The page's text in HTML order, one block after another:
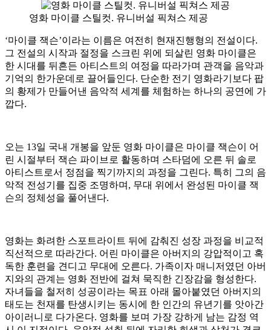
영화 마이클 스틸컷. 유니버설 픽쳐스 제공
‘마이클 잭슨’이라는 이름은 여전히 현재진행형의 전설이다.
그 전설의 시작과 절정을 스크린 위에 되살린 영화 마이클은
한 시대를 뒤흔든 아티스트의 여정을 따라가며 관객을 음악과
기억의 한가운데로 끌어들인다. 단순한 전기 영화라기보다 팝
의 황제가 만들어낸 음악적 세계를 체험하는 하나의 공연에 가
깝다.
오는 13일 국내 개봉을 앞둔 영화 마이클은 마이클 잭슨이 어
린 시절부터 잭슨 파이브로 활동하며 스타덤에 오른 뒤 솔로
아티스트로서 정점을 찍기까지의 과정을 그린다. 특히 그의 음
악적 전성기를 집중 조명하며, 무대 위에서 완성된 마이클 잭
슨의 정체성을 풀어낸다.
영화는 화려한 스포트라이트 뒤에 감춰진 성장 과정을 비교적
직선적으로 따라간다. 어린 마이클은 아버지의 강압적이고 혹
독한 훈련을 견디고 무대에 오른다. 가족이자 매니저였던 아버
지와의 관계는 영화 전반에 걸쳐 묵직한 긴장감을 형성한다.
자녀들을 철저히 성공이라는 목표 아래 몰아붙였던 아버지의
태도는 천재를 탄생시키는 동시에 한 인간의 유년기를 앗아간
아이러니로 다가온다. 영화를 보며 가장 강하게 남는 감정 역